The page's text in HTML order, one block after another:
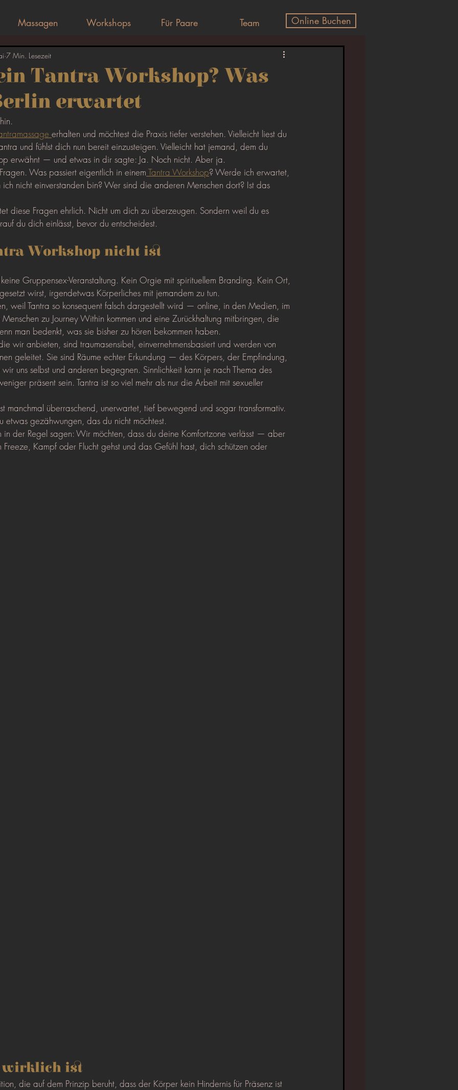
Massagen Workshops Für Paare Team Online Buchen
Tantra Workshop? Was
erwartet
7 Min. Lesezeit
erhalten und möchtest die Praxis tiefer verstehen. Vielleicht liest du
und fühlst dich nun bereit einzusteigen. Vielleicht hat jemand, dem du
erwähnt — und etwas in dir sagte: Ja. Noch nicht. Aber ja.
Was passiert eigentlich in einem Tantra Workshop? Werde ich erwartet,
nicht einverstanden bin? Wer sind die anderen Menschen dort? Ist das
diese Fragen ehrlich. Nicht um dich zu überzeugen. Sondern weil du es
du dich einlässt, bevor du entscheidest.
Workshop nicht ist
Gruppensex-Veranstaltung. Kein Orgie mit spirituellem Branding. Kein Ort,
wirst, irgendetwas Körperliches mit jemandem zu tun.
weil Tantra so konsequent falsch dargestellt wird — online, in den Medien, im
zu Journey Within kommen und eine Zurückhaltung mitbringen, die
man bedenkt, was sie bisher zu hören bekommen haben.
wir anbieten, sind traumasensibel, einvernehmensbasiert und werden von
geleitet. Sie sind Räume echter Erkundung — des Körpers, der Empfindung,
uns selbst und anderen begegnen. Sinnlichkeit kann je nach Thema des
präsent sein. Tantra ist so viel mehr als nur die Arbeit mit sexueller
manchmal überraschend, unerwartet, tief bewegend und sogar transformativ.
etwas gezähwungen, das du nicht möchtest.
der Regel sagen: Wir möchten, dass du deine Komfortzone verlässt — aber
Kampf oder Flucht gehst und das Gefühl hast, dich schützen oder
wirklich ist
die auf dem Prinzip beruht, dass der Körper kein Hindernis für Präsenz ist